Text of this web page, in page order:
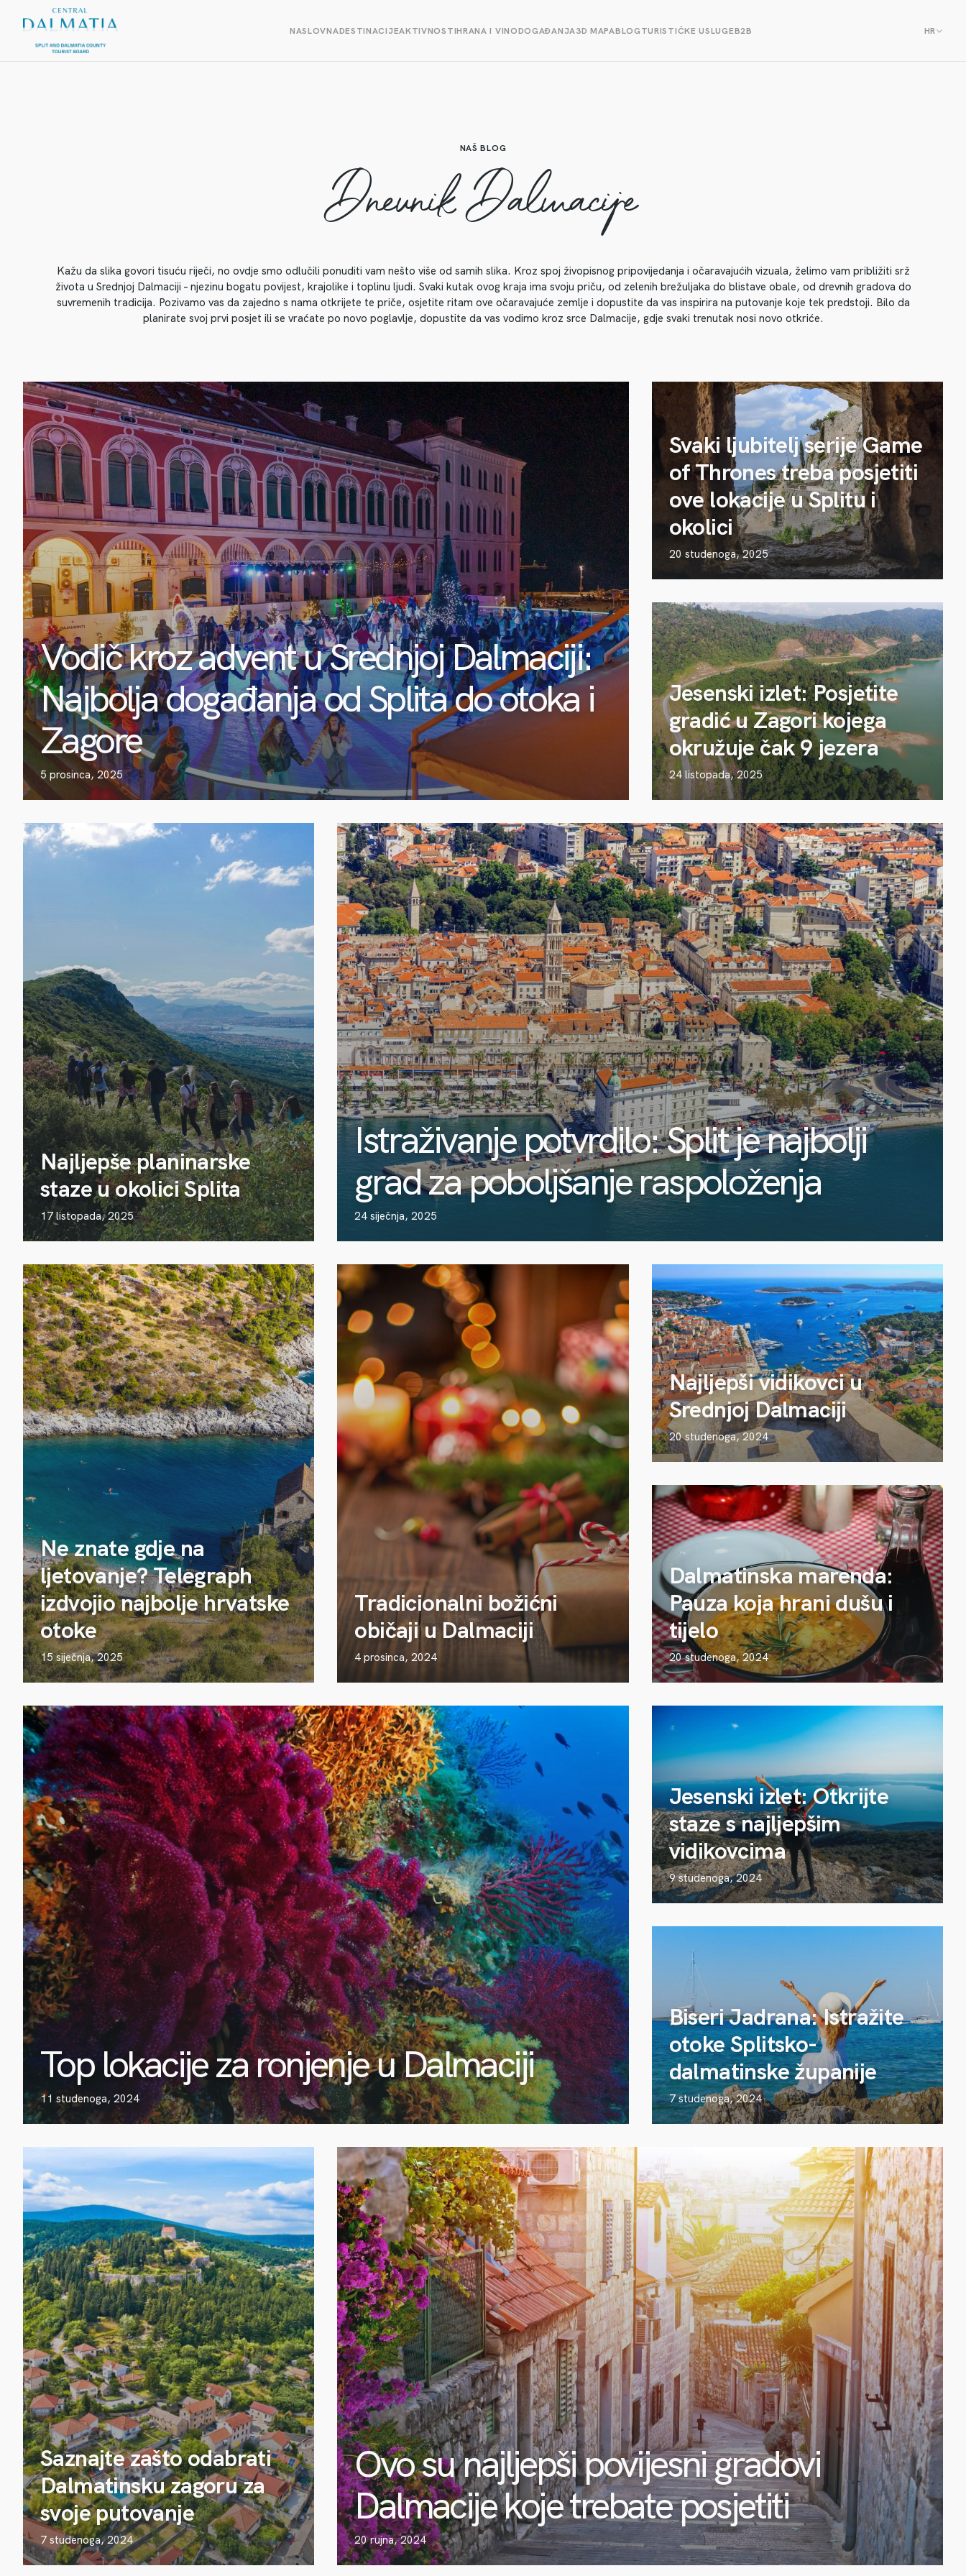
NASLOVNADESTINACIJEAKTIVNOSTIHRANA I VINODOGAĐANJA3D MAPABLOGTURISTIČKE USLUGEB2B HR
NAŠ BLOG
Dnevnik Dalmacije
Kažu da slika govori tisuću riječi, no ovdje smo odlučili ponuditi vam nešto više od samih slika. Kroz spoj živopisnog pripovijedanja i očaravajućih vizuala, želimo vam približiti srž
života u Srednjoj Dalmaciji – njezinu bogatu povijest, krajolike i toplinu ljudi. Svaki kutak ovog kraja ima svoju priču, od zelenih brežuljaka do blistave obale, od drevnih gradova do
suvremenih tradicija. Pozivamo vas da zajedno s nama otkrijete te priče, osjetite ritam ove očaravajuće zemlje i dopustite da vas inspirira na putovanje koje tek predstoji. Bilo da
planirate svoj prvi posjet ili se vraćate po novo poglavlje, dopustite da vas vodimo kroz srce Dalmacije, gdje svaki trenutak nosi novo otkriće.
Vodič kroz advent u Srednjoj Dalmaciji:
Najbolja događanja od Splita do otoka i
Zagore
5 prosinca, 2025
Svaki ljubitelj serije Game
of Thrones treba posjetiti
ove lokacije u Splitu i
okolici
20 studenoga, 2025
Jesenski izlet: Posjetite
gradić u Zagori kojega
okružuje čak 9 jezera
24 listopada, 2025
Najljepše planinarske
staze u okolici Splita
17 listopada, 2025
Istraživanje potvrdilo: Split je najbolji
grad za poboljšanje raspoloženja
24 siječnja, 2025
Ne znate gdje na
ljetovanje? Telegraph
izdvojio najbolje hrvatske
otoke
15 siječnja, 2025
Tradicionalni božićni
običaji u Dalmaciji
4 prosinca, 2024
Najljepši vidikovci u
Srednjoj Dalmaciji
20 studenoga, 2024
Dalmatinska marenda:
Pauza koja hrani dušu i
tijelo
20 studenoga, 2024
Top lokacije za ronjenje u Dalmaciji
11 studenoga, 2024
Jesenski izlet: Otkrijte
staze s najljepšim
vidikovcima
9 studenoga, 2024
Biseri Jadrana: Istražite
otoke Splitsko-
dalmatinske županije
7 studenoga, 2024
Saznajte zašto odabrati
Dalmatinsku zagoru za
svoje putovanje
7 studenoga, 2024
Ovo su najljepši povijesni gradovi
Dalmacije koje trebate posjetiti
20 rujna, 2024